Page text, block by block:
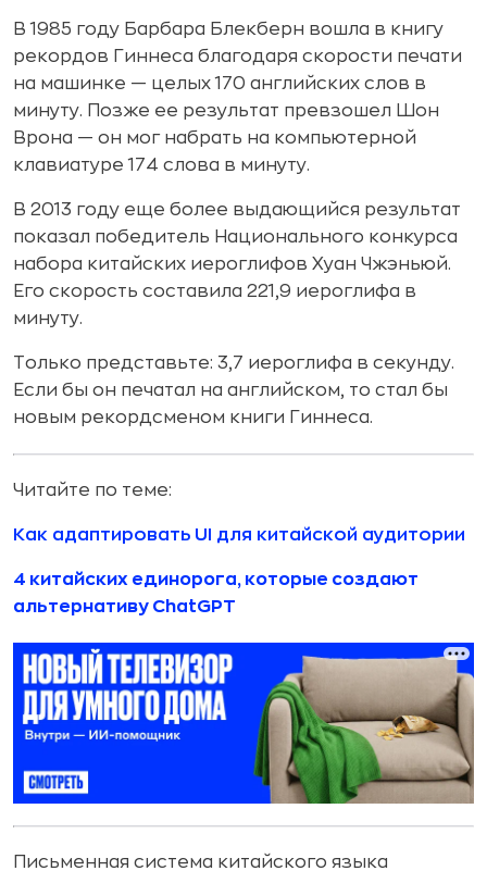
В 1985 году Барбара Блекберн вошла в книгу
рекордов Гиннеса благодаря скорости печати
на машинке — целых 170 английских слов в
минуту. Позже ее результат превзошел Шон
Врона — он мог набрать на компьютерной
клавиатуре 174 слова в минуту.
В 2013 году еще более выдающийся результат
показал победитель Национального конкурса
набора китайских иероглифов Хуан Чжэньюй.
Его скорость составила 221,9 иероглифа в
минуту.
Только представьте: 3,7 иероглифа в секунду.
Если бы он печатал на английском, то стал бы
новым рекордсменом книги Гиннеса.
Читайте по теме:
Как адаптировать UI для китайской аудитории
4 китайских единорога, которые создают
альтернативу ChatGPT
Письменная система китайского языка